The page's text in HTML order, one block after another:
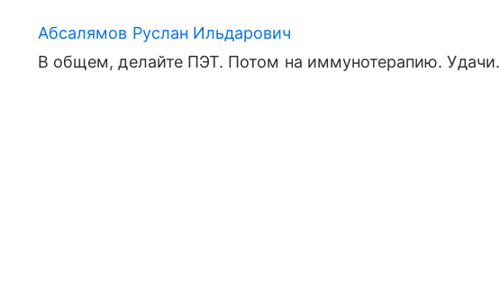
Абсалямов Руслан Ильдарович
В общем, делайте ПЭТ. Потом на иммунотерапию. Удачи.